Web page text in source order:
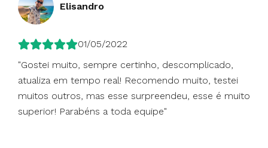
Elisandro
01/05/2022
"Gostei muito, sempre certinho, descomplicado,
atualiza em tempo real! Recomendo muito, testei
muitos outros, mas esse surpreendeu, esse é muito
superior! Parabéns a toda equipe"